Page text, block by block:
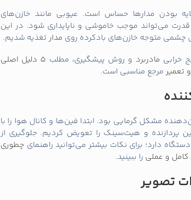
بودن مدارها حساس است. عیوبی مانند خازن‌های
می‌تواند موجب خاموشی و ناپایداری شود. در این
چشمی متوجه خازن‌های بادکرده روی مدار تغذیه شدیم.
خرابی مادربرد و روش پیشگیری، مطلب
5 دلیل اصلی
تعمیر مرجع مناسبی است.
مشکل گرمایی بود. ابتدا فین‌ها و کانال هوا را با
پردازنده و هیت‌سینک را تعویض کردیم. جلوگیری از
دارد؛ برای نکات بیشتر می‌توانید راهنمای چطوری
کامل و عملی را ببینید.
تصویر